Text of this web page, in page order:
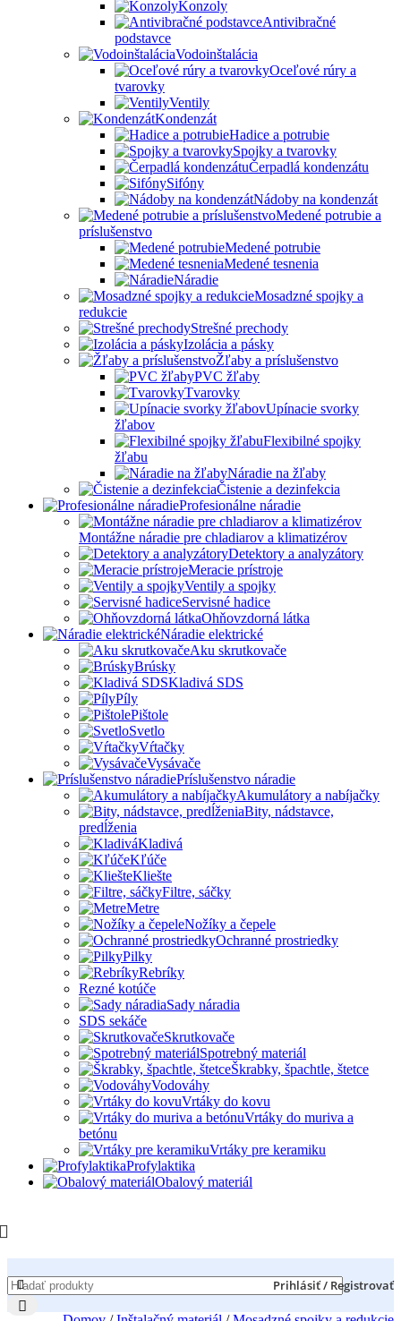
Konzoly
Antivibračné
podstavce
Vodoinštalácia
Oceľové rúry a
tvarovky
Ventily
Kondenzát
Hadice a potrubie
Spojky a tvarovky
Čerpadlá kondenzátu
Sifóny
Nádoby na kondenzát
Medené potrubie a
príslušenstvo
Medené potrubie
Medené tesnenia
Náradie
Mosadzné spojky a
redukcie
Strešné prechody
Izolácia a pásky
Žľaby a príslušenstvo
PVC žľaby
Tvarovky
Upínacie svorky
žľabov
Flexibilné spojky
žľabu
Náradie na žľaby
Čistenie a dezinfekcia
Profesionálne náradie
Montážne náradie pre chladiarov a klimatizérov
Detektory a analyzátory
Meracie prístroje
Ventily a spojky
Servisné hadice
Ohňovzdorná látka
Náradie elektrické
Aku skrutkovače
Brúsky
Kladivá SDS
Píly
Pištole
Svetlo
Vŕtačky
Vysávače
Príslušenstvo náradie
Akumulátory a nabíjačky
Bity, nádstavce,
predĺženia
Kladivá
Kľúče
Kliešte
Filtre, sáčky
Metre
Nožíky a čepele
Ochranné prostriedky
Pilky
Rebríky
Rezné kotúče
Sady náradia
SDS sekáče
Skrutkovače
Spotrebný materiál
Škrabky, špachtle, štetce
Vodováhy
Vrtáky do kovu
Vrtáky do muriva a
betónu
Vrtáky pre keramiku
Profylaktika
Obalový materiál
Prihlásiť / Registrovať